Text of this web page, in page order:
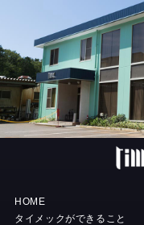
HOME
タイメックができること